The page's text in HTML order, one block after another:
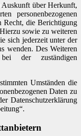
Auskunft über Herkunft,
personenbezogenen
Recht, die Berichtigung
sowie zu weiteren
sich jederzeit unter der
wenden. Des Weiteren
der zuständigen
Umständen die
Daten zu
Datenschutzerklärung